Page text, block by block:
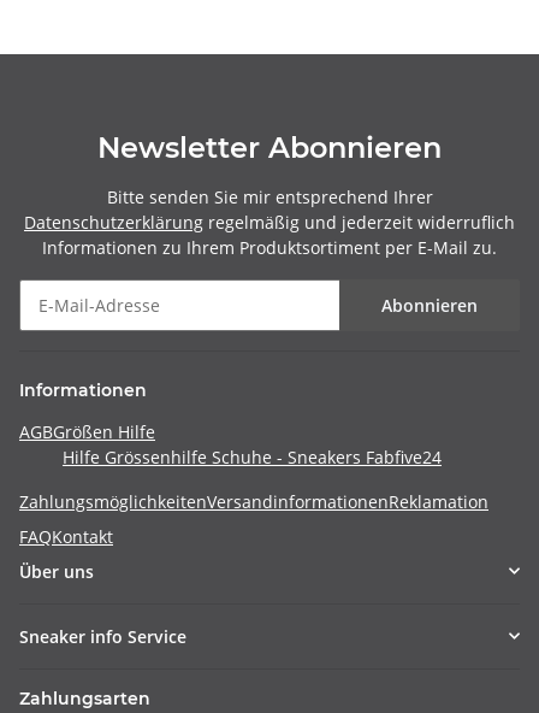
Newsletter Abonnieren
Bitte senden Sie mir entsprechend Ihrer
Datenschutzerklärung regelmäßig und jederzeit widerruflich
Informationen zu Ihrem Produktsortiment per E-Mail zu.
Abonnieren
Informationen
AGBGrößen Hilfe
Hilfe Grössenhilfe Schuhe - Sneakers Fabfive24
ZahlungsmöglichkeitenVersandinformationenReklamation
FAQKontakt
Über uns
Sneaker info Service
Zahlungsarten